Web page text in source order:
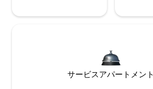
サービスアパートメント